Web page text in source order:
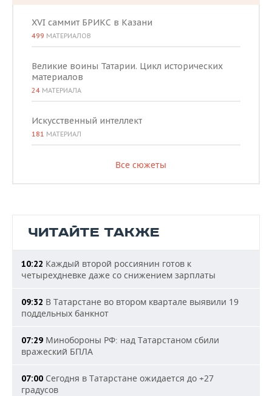
XVI саммит БРИКС в Казани
499 МАТЕРИАЛОВ
Великие воины Татарии. Цикл исторических
материалов
24 МАТЕРИАЛА
Искусственный интеллект
181 МАТЕРИАЛ
Все сюжеты
ЧИТАЙТЕ ТАКЖЕ
10:22 Каждый второй россиянин готов к
четырехдневке даже со снижением зарплаты
09:32 В Татарстане во втором квартале выявили 19
поддельных банкнот
07:29 Минобороны РФ: над Татарстаном сбили
вражеский БПЛА
07:00 Сегодня в Татарстане ожидается до +27
градусов